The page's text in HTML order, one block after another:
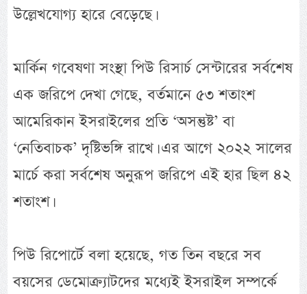
উল্লেখযোগ্য হারে বেড়েছে।
মার্কিন গবেষণা সংস্থা পিউ রিসার্চ সেন্টারের সর্বশেষ
এক জরিপে দেখা গেছে, বর্তমানে ৫৩ শতাংশ
আমেরিকান ইসরাইলের প্রতি ‘অসন্তুষ্ট’ বা
‘নেতিবাচক’ দৃষ্টিভঙ্গি রাখে। এর আগে ২০২২ সালের
মার্চে করা সর্বশেষ অনুরূপ জরিপে এই হার ছিল ৪২
শতাংশ।
পিউ রিপোর্টে বলা হয়েছে, গত তিন বছরে সব
বয়সের ডেমোক্র্যাটদের মধ্যেই ইসরাইল সম্পর্কে